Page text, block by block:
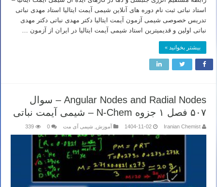
استاد نباتی ثبت نام دوره های آنلاین شیمی آیمت ایتالیا استاد مهدی نباتی
تدریس خصوصی شیمی آزمون آیمت ایتالیا دکتر مهدی نباتی دکتر مهدی
نباتی اولین و قدیمیترین استاد شیمی آیمت ایتالیا در ایران از آزمون …
بیشتر بخوانید »
Angular Nodes and Radial Nodes – سوال
۵۰۷ فصل ۱ جزوه N-Chem – شیمی آیمت نباتی
Iranian Chemist
1404-11-02 آموزش شیمی آی مت 0
339